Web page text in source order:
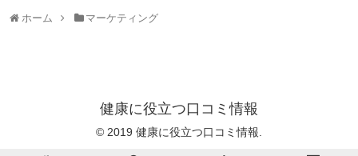
ホーム マーケティング
健康に役立つ口コミ情報
© 2019 健康に役立つ口コミ情報.